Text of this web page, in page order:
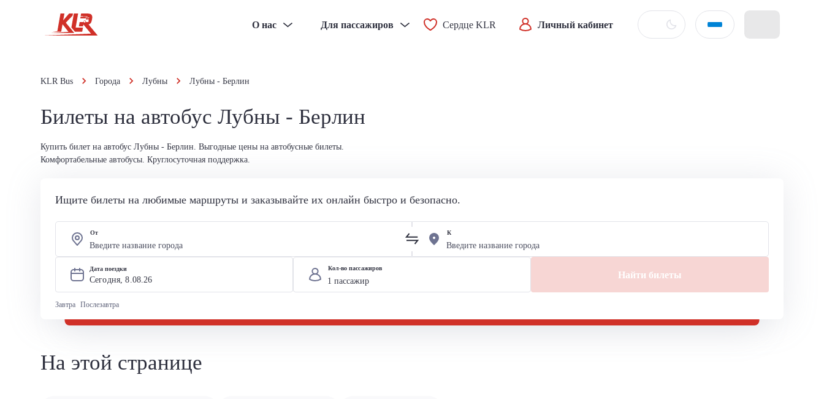
О нас Для пассажиров Сердце KLR Личный кабинет
KLR Bus Города Лубны Лубны - Берлин
Билеты на автобус Лубны - Берлин
Купить билет на автобус Лубны - Берлин. Выгодные цены на автобусные билеты.
Комфортабельные автобусы. Круглосуточная поддержка.
Ищите билеты на любимые маршруты и заказывайте их онлайн быстро и безопасно.
От К
Дата поездки
Сегодня, 8.08.26
Завтра Послезавтра
Кол-во пассажиров
Найти билеты
На этой странице